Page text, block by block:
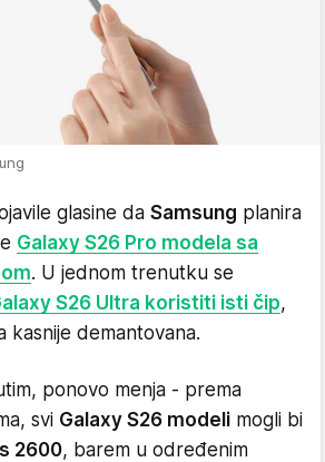
glasine da Samsung planira
Galaxy S26 Pro modela sa
. U jednom trenutku se
S26 Ultra koristiti isti čip,
kasnije demantovana.
ponovo menja - prema
svi Galaxy S26 modeli mogli bi
2600, barem u određenim